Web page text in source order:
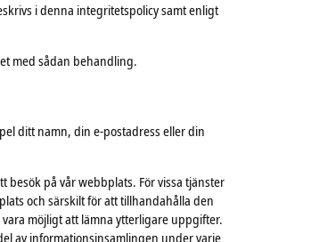
i denna integritetspolicy samt enligt
med sådan behandling.
ditt namn, din e-postadress eller din
på vår webbplats. För vissa tjänster
och särskilt för att tillhandahålla den
möjligt att lämna ytterligare uppgifter.
av informationsinsamlingen under varje